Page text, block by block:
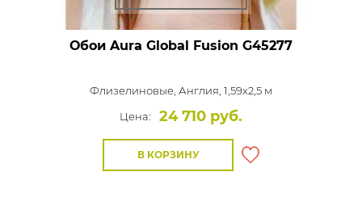
Обои Aura Global Fusion G45277
Флизелиновые, Англия, 1,59x2,5 м
Цена:
24 710 руб.
В КОРЗИНУ